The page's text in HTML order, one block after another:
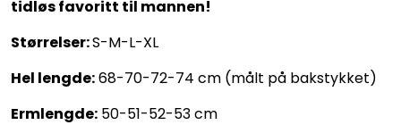
tidløs favoritt til mannen!
Størrelser:S-M-L-XL
Hel lengde:68-70-72-74 cm (målt på bakstykket)
Ermlengde: 50-51-52-53 cm